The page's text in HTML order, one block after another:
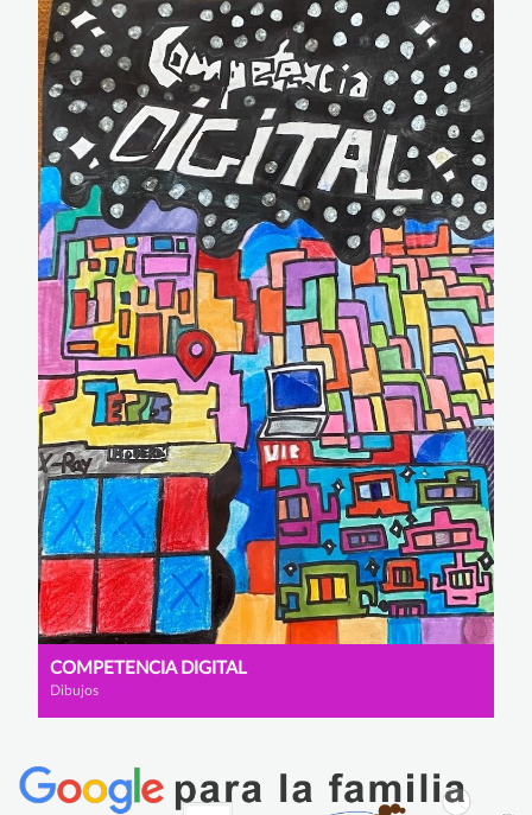
COMPETENCIA DIGITAL
Dibujos